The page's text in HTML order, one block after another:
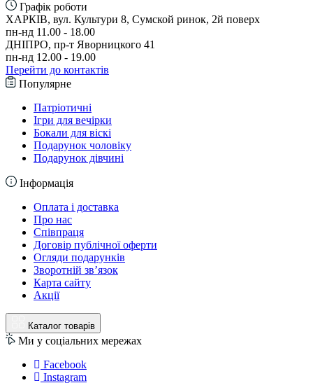
Графік роботи
ХАРКІВ, вул. Культури 8, Сумской ринок, 2й поверх
пн-нд 11.00 - 18.00
ДНІПРО, пр-т Яворницкого 41
пн-нд 12.00 - 19.00
Перейти до контактів
Популярне
Патріотичні
Ігри для вечірки
Бокали для віскі
Подарунок чоловіку
Подарунок дівчині
Інформація
Оплата і доставка
Про нас
Співпраця
Договір публічної оферти
Огляди подарунків
Зворотній зв’язок
Карта сайту
Акції
Каталог товарів
Ми у соціальних мережах
Facebook
Instagram